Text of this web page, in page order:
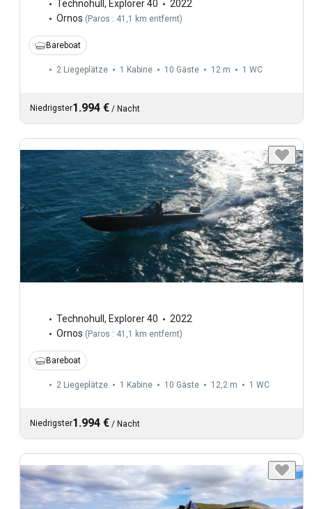
Technohull , Explorer 40
2022
Ornos ( Paros : 41,1 km entfernt)
Bareboat
2 Liegeplätze 1 Kabine 10 Gäste 12 m 1 WC
Niedrigster1.994 € / Nacht
Technohull , Explorer 40
2022
Ornos ( Paros : 41,1 km entfernt)
Bareboat
2 Liegeplätze 1 Kabine 10 Gäste 12,2 m 1 WC
Niedrigster1.994 € / Nacht